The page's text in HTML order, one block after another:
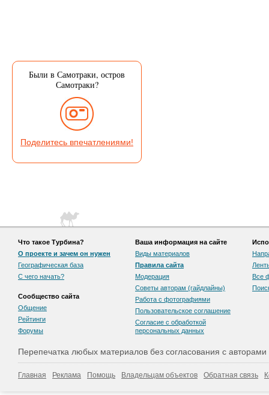
Были в Самотраки, остров
Самотраки?
Поделитесь впечатлениями!
Что такое Турбина?
О проекте и зачем он нужен
Географическая база
С чего начать?
Сообщество сайта
Общение
Рейтинги
Форумы
Ваша информация на сайте
Виды материалов
Правила сайта
Модерация
Советы авторам (гайдлайны)
Работа с фотографиями
Пользовательскоe соглашение
Согласие с обработкой
персональных данных
Все
Перепечатка любых материалов без согласования с
Главная Реклама Помощь Владельцам объектов Обратная связь